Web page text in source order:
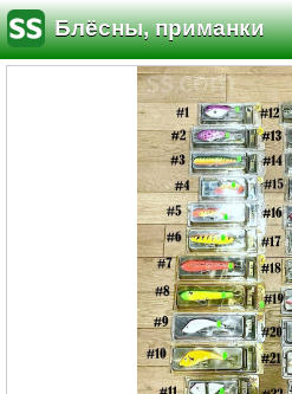
Блёсны, приманки